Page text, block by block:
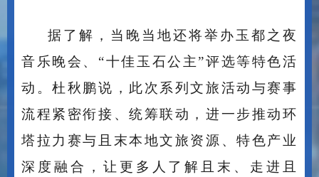
据了解，当晚当地还将举办玉都之夜
音乐晚会、 “十佳玉石公主”评选等特色活
动。杜秋鹏说，此次系列文旅活动与赛事
流程紧密衔接、统筹联动，进一步推动环
塔拉力赛与且末本地文旅资源、特色产业
深度融合，让更多人了解且末、走进且